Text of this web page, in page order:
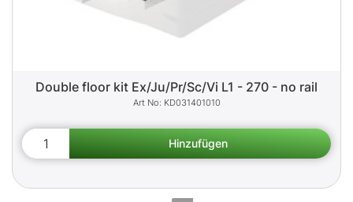
Double floor kit Ex/Ju/Pr/Sc/Vi L1 - 270 - no rail
KD031401010